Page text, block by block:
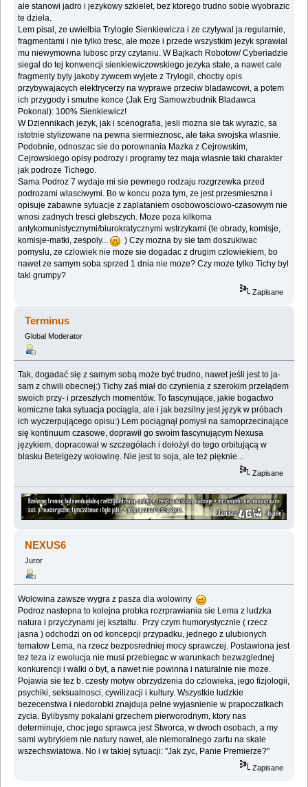
ale stanowi jadro i jezykowy szkielet, bez ktorego trudno sobie wyobrazic
te dziela.
Lem pisal, ze uwielbia Trylogie Sienkiewicza i ze czytywal ja regularnie,
fragmentami i nie tylko tresc, ale moze i przede wszystkim jezyk sprawial
mu niewymowna lubosc przy czytaniu. W Bajkach Robotow/ Cyberiadzie
siegal do tej konwencji sienkiewiczowskiego jezyka stale, a nawet cale
fragmenty byly jakoby zywcem wyjete z Trylogii, chocby opis
przybywajacych elektrycerzy na wyprawe przeciw bladawcowi, a potem
ich przygody i smutne konce (Jak Erg Samowzbudnik Bladawca
Pokonal): 100% Sienkiewicz!
W Dziennikach jezyk, jak i scenografia, jesli mozna sie tak wyrazic, sa
istotnie stylizowane na pewna siermieznosc, ale taka swojska wlasnie.
Podobnie, odnoszac sie do porownania Mazka z Cejrowskim,
Cejrowskiego opisy podrozy i programy tez maja wlasnie taki charakter
jak podroze Tichego.
Sama Podroz 7 wydaje mi sie pewnego rodzaju rozgrzewka przed
podrozami wlasciwymi. Bo w koncu poza tym, ze jest przesmieszna i
opisuje zabawne sytuacje z zaplataniem osobowosciowo-czasowym nie
wnosi zadnych tresci glebszych. Moze poza kilkoma
antykomunistycznymi/biurokratycznymi wstrzykami (te obrady, komisje,
komisje-matki, zespoly...
) Czy mozna by sie tam doszukiwac
pomyslu, ze czlowiek nie moze sie dogadac z drugim czlowiekiem, bo
nawet ze samym soba sprzed 1 dnia nie moze? Czy moze tylko Tichy byl
taki grumpy?
Zapisane
Terminus
Global Moderator
Tak, dogadać się z samym sobą może być trudno, nawet jeśli jest to ja-
sam z chwili obecnej:) Tichy zaś miał do czynienia z szerokim przelądem
swoich przy- i przeszłych momentów. To fascynujące, jakie bogactwo
komiczne taka sytuacja pociągla, ale i jak bezsilny jest język w próbach
ich wyczerpującego opisu:) Lem pociągnął pomysł na samoprzecinające
się kontinuum czasowe, doprawił go swoim fascynującym Nexusa
językiem, dopracował w szczegółach i dołożył do tego orbitującą w
blasku Betelgezy wołowinę. Nie jest to soja, ale też pięknie...
Zapisane
NEXUS6
Juror
Wolowina zawsze wygra z pasza dla wolowiny
Podroz nastepna to kolejna probka rozrprawiania sie Lema z ludzka
natura i przyczynami jej ksztaltu. Przy czym humorystycznie ( rzecz
jasna ) odchodzi on od koncepcji przypadku, jednego z ulubionych
tematow Lema, na rzecz bezposredniej mocy sprawczej. Postawiona jest
tez teza iz ewolucja nie musi przebiegac w warunkach bezwzglednej
konkurencji i walki o byt, a nawet nie powinna i naturalnie nie moze.
Pojawia sie tez b. czesty motyw obrzydzenia do czlowieka, jego fizjologii,
psychiki, seksualnosci, cywilizacji i kultury. Wszystkie ludzkie
bezecenstwa i niedorobki znajduja pelne wyjasnienie w prapoczatkach
zycia. Bylibysmy pokalani grzechem pierworodnym, ktory nas
determinuje, choc jego sprawca jest Stworca, w dwoch osobach, a my
sami wybrykiem nie natury nawet, ale niemoralnego zartu na skale
wszechswiatowa. No i w takiej sytuacji: "Jak zyc, Panie Premierze?"
Zapisane